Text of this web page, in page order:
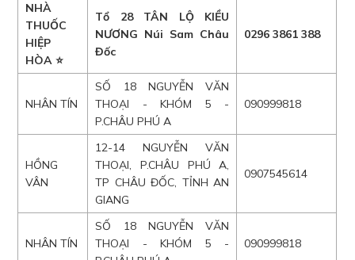
NHÀ
THUỐC
HIỆP
HÒA ⭐
Tổ 28 TÂN LỘ KIỀU
NƯƠNG Núi Sam Châu
Đốc
0296 3861 388
NHÂN TÍN
SỐ 18 NGUYỄN VĂN
THOẠI - KHÓM 5 -
P.CHÂU PHÚ A
090999818
HỒNG
VÂN
12-14 NGUYỄN VĂN
THOẠI, P.CHÂU PHÚ A,
TP CHÂU ĐỐC, TỈNH AN
GIANG
0907545614
NHÂN TÍN
SỐ 18 NGUYỄN VĂN
THOẠI - KHÓM 5 -
090999818